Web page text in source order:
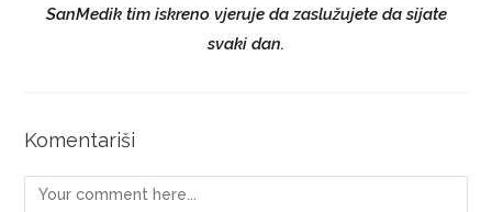
SanMedik tim iskreno vjeruje da zaslužujete da sijate
svaki dan.
Komentariši